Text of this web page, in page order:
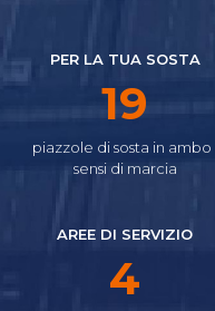
PER LA TUA SOSTA
22
piazzole di sosta in ambo
sensi di marcia
AREE DI SERVIZIO
5